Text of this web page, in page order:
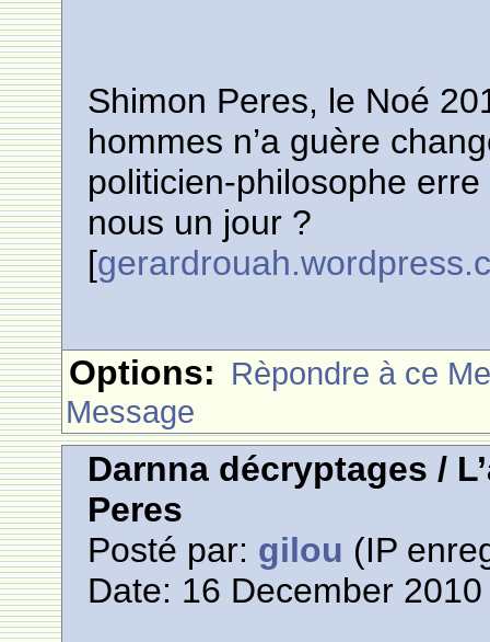
Shimon Peres, le Noé
hommes n’a guère
politicien-philosophe
nous un jour ?
[
Options: Rèpondre à ce
Message
Darnna décryptages /
Peres
Posté par: gilou (IP
Date: 16 December